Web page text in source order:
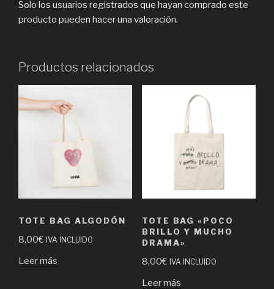
Solo los usuarios registrados que hayan comprado este
producto pueden hacer una valoración.
Productos relacionados
TOTE BAG ALGODÓN
8,00€ IVA INCLUIDO
Leer más
TOTE BAG «POCO
BRILLO Y MUCHO
DRAMA»
8,00€ IVA INCLUIDO
Leer más